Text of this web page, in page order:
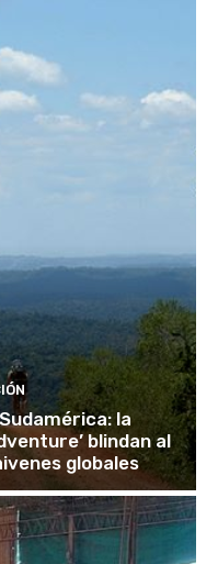
la
blindan al
globales